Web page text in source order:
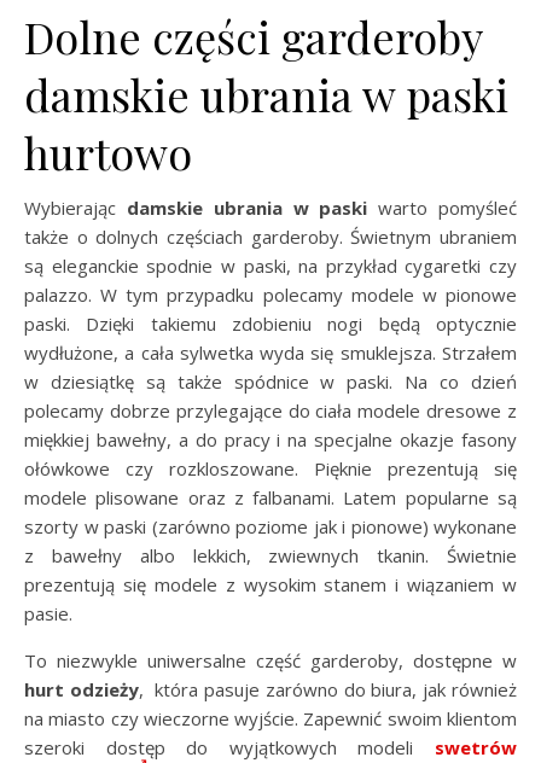
Dolne części garderoby
damskie ubrania w paski
hurtowo
Wybierając damskie ubrania w paski warto pomyśleć
także o dolnych częściach garderoby. Świetnym ubraniem
są eleganckie spodnie w paski, na przykład cygaretki czy
palazzo. W tym przypadku polecamy modele w pionowe
paski. Dzięki takiemu zdobieniu nogi będą optycznie
wydłużone, a cała sylwetka wyda się smuklejsza. Strzałem
w dziesiątkę są także spódnice w paski. Na co dzień
polecamy dobrze przylegające do ciała modele dresowe z
miękkiej bawełny, a do pracy i na specjalne okazje fasony
ołówkowe czy rozkloszowane. Pięknie prezentują się
modele plisowane oraz z falbanami. Latem popularne są
szorty w paski (zarówno poziome jak i pionowe) wykonane
z bawełny albo lekkich, zwiewnych tkanin. Świetnie
prezentują się modele z wysokim stanem i wiązaniem w
pasie.
To niezwykle uniwersalne część garderoby, dostępne w
hurt odzieży, która pasuje zarówno do biura, jak również
na miasto czy wieczorne wyjście. Zapewnić swoim klientom
szeroki dostęp do wyjątkowych modeli swetrów